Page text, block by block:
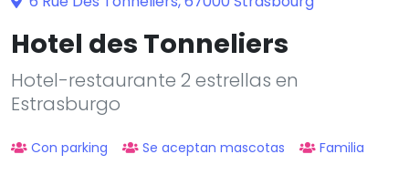
Hotel des Tonneliers
Hotel-restaurante 2 estrellas en
Estrasburgo
Con parking Se aceptan mascotas Familia